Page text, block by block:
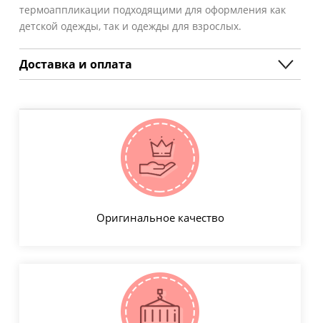
термоаппликации подходящими для оформления как
детской одежды, так и одежды для взрослых.
Доставка и оплата
Оригинальное качество